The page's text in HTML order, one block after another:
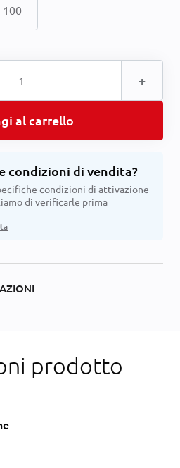
100
+
al carrello
condizioni di vendita?
condizioni di attivazione
di verificarle prima
prodotto